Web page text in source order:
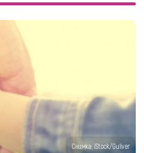
Снимка: iStock/Guliver